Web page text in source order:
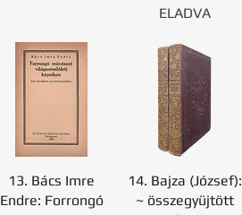
ELADVA
13. Bács Imre
Endre: Forrongó
14. Bajza (József):
~ összegyüjtött